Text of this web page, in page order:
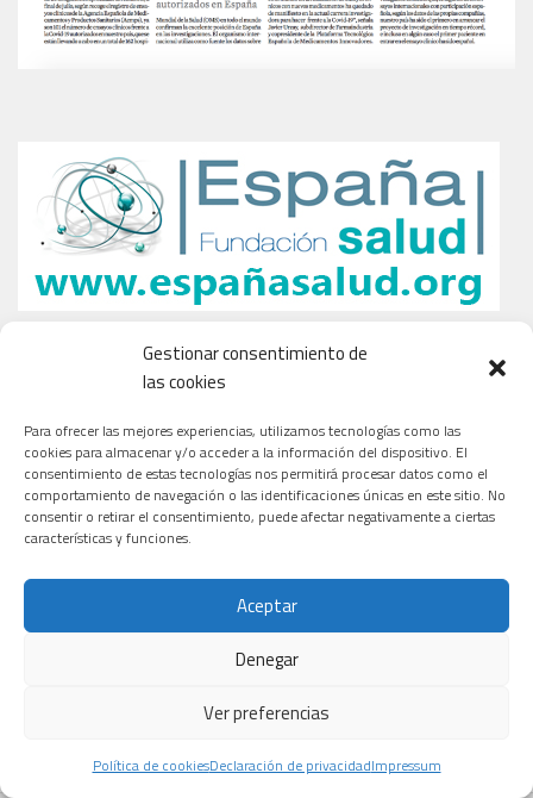
Gestionar consentimiento de
las cookies
Para ofrecer las mejores experiencias, utilizamos tecnologías como las
cookies para almacenar y/o acceder a la información del dispositivo. El
consentimiento de estas tecnologías nos permitirá procesar datos como el
comportamiento de navegación o las identificaciones únicas en este sitio. No
consentir o retirar el consentimiento, puede afectar negativamente a ciertas
características y funciones.
Aceptar
Denegar
Ver preferencias
Política de cookiesDeclaración de privacidadImpressum